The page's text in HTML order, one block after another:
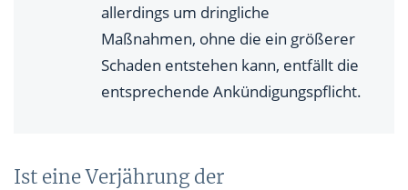
allerdings um dringliche
Maßnahmen, ohne die ein größerer
Schaden entstehen kann, entfällt die
entsprechende Ankündigungspflicht.
Ist eine Verjährung der